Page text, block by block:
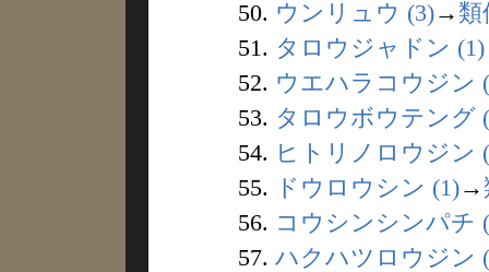
50. ウンリュウ (3)→ 類
51. タロウジャドン (1)
52. ウエハラコウジン
53. タロウボウテング
54. ヒトリノロウジン
55.
ドウロウシン (1)→
56. コウシンシンパチ
57. ハクハツロウジン